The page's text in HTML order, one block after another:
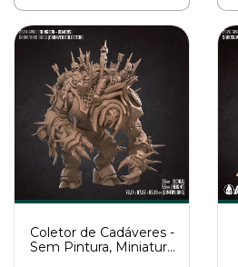
Coletor de Cadáveres -
Sem Pintura, Miniatura